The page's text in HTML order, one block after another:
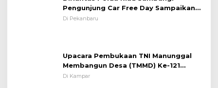
Pesan Edukasi Kamtibmas &
Di Pekanbaru
Membangun Desa (TMMD) Ke-121
Kodim 0313/KPR Tahun 2024) ?
Di Kampar